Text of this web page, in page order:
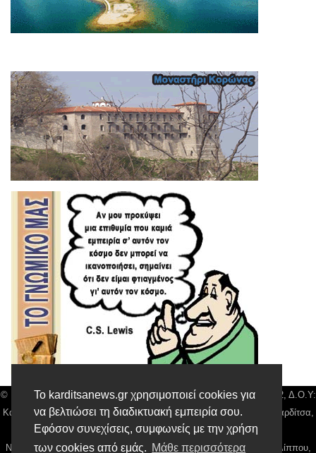
Το karditsanews.gr χρησιμοποιεί cookies για
να βελτιώσει τη διαδικτυακή εμπειρία σου.
Εφόσον συνεχίσεις, συμφωνείς με την χρήση
των cookies από εμάς. Μάθε περισσότερα
© Karditsa News | Διακριτικός Τίτλος: Orion Media, ΑΦΜ: 043750542, Δ.Ο.Υ:
Καρδίτσας, Αρ. Γεμή: 018804431000, Δ/νση: Διάκου 10 τ.κ 43132 Καρδίτσα,
Τηλ: 24410 42500, email:news@karditsanews.gr.
Νόμιμος Εκπρόσωπος, Ιδιοκτήτης και Διαχειριστής: Παναγιώτης Φιλίππου,